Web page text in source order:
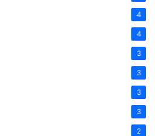
4
4
3
3
3
3
2